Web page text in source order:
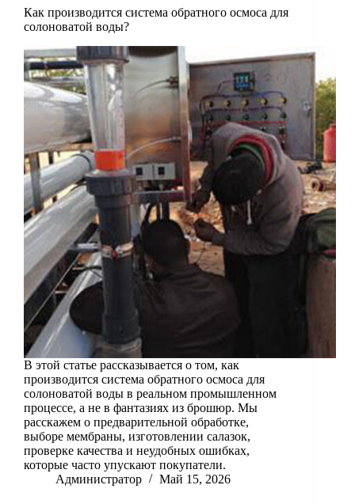
Как производится система обратного осмоса для
солоноватой воды?
В этой статье рассказывается о том, как
производится система обратного осмоса для
солоноватой воды в реальном промышленном
процессе, а не в фантазиях из брошюр. Мы
расскажем о предварительной обработке,
выборе мембраны, изготовлении салазок,
проверке качества и неудобных ошибках,
которые часто упускают покупатели.
Администратор
Май 15, 2026